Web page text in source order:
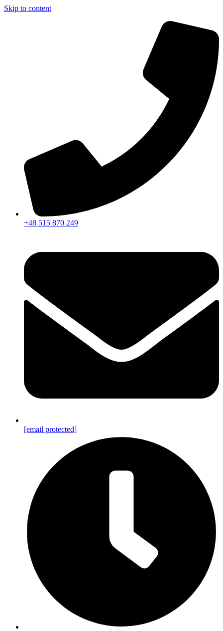
Skip to content
+48 515 870 249
[email protected]